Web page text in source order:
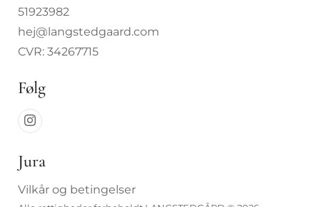
51923982
hej@langstedgaard.com
CVR: 34267715
Følg
Jura
Vilkår og betingelser